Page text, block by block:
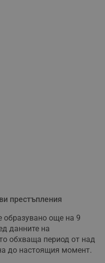
престъпления
образувано още на 9
данните на
обхваща период от над
до настоящия момент.